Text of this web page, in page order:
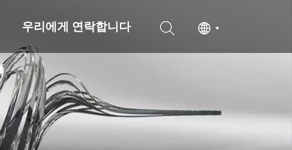
우리에게 연락합니다